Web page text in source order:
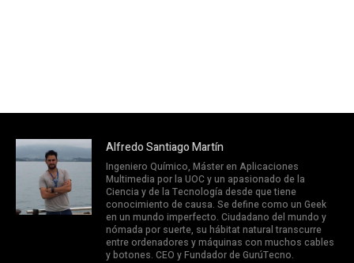
Alfredo Santiago Martín
Ingeniero Químico, Máster en Aplicaciones
Multimedia por la UOC y un apasionado de la
Ciencia y de la Tecnología desde que tiene
conocimiento de causa. Se define como un Geek
en un mundo imperfecto. Ciudadano del mundo y
nómada por suerte, su hábitat natural transcurre
entre ordenadores y máquinas con muchos cables
y botones. CEO y Fundador de GurúTecno.